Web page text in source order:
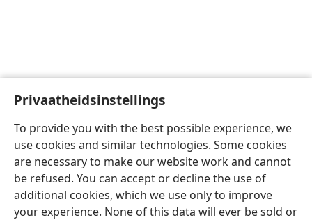
Privaatheidsinstellings
To provide you with the best possible experience, we
use cookies and similar technologies. Some cookies
are necessary to make our website work and cannot
be refused. You can accept or decline the use of
additional cookies, which we use only to improve
your experience. None of this data will ever be sold or
Afrikaans Voorkeure
Copyright© 2026 Watch Tower Bible and Tract Society of Pennsylvania
Privaatheidsbeleid
JW.ORG
Meld aan